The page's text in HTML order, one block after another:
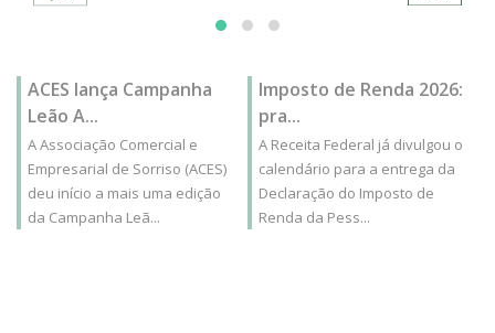
ACES lança Campanha
Leão A...
A Associação Comercial e
Empresarial de Sorriso (ACES)
deu início a mais uma edição
da Campanha Leã...
Imposto de Renda 2026:
pra...
A Receita Federal já divulgou o
calendário para a entrega da
Declaração do Imposto de
Renda da Pess...